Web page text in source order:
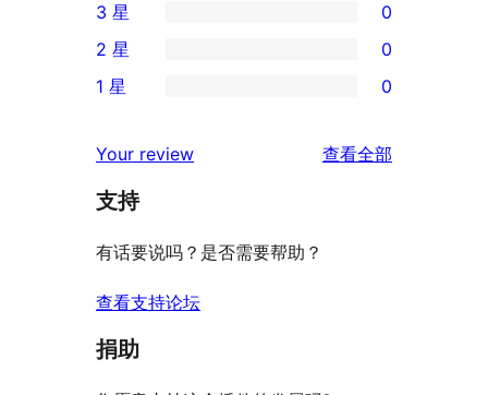
5
星
评
条
4
星
价
0
条
3
评
价
3 星 0
条
星
评
2 星 0
1
星
价
1 星 0
Your review 查看全部
支持
有话要说吗？是否需要帮助？
查看支持论坛
捐助